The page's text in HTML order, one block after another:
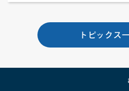
トピックス